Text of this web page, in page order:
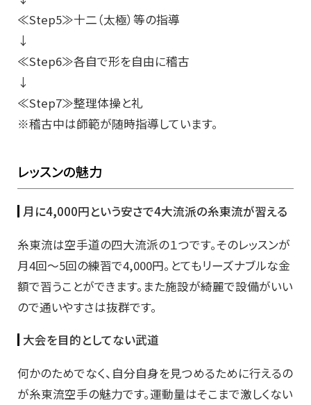
≪Step5≫十二（太極）等の指導
↓
≪Step6≫各自で形を自由に稽古
↓
≪Step7≫整理体操と礼
※稽古中は師範が随時指導しています。
レッスンの魅力
月に4,000円という安さで4大流派の糸東流が習える
糸東流は空手道の四大流派の１つです。そのレッスンが
月4回～5回の練習で4,000円。とてもリーズナブルな金
額で習うことができます。また施設が綺麗で設備がいい
ので通いやすさは抜群です。
大会を目的としてない武道
何かのためでなく、自分自身を見つめるために行えるの
が糸東流空手の魅力です。運動量はそこまで激しくない